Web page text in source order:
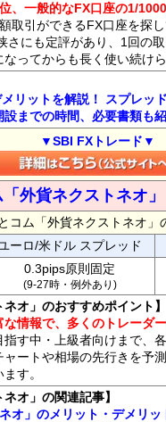
位、一般的なFX口座の1/
取引ができるFX口座を探
さにも定評があり、1回の
ってからも長く使い続けら
リットを解説！ スプレッ
までの時間、必要書類も紹
▼SBI FXトレード▼
外貨ネクストネオ」
コム「外貨ネクストネオ」
ーロ/米ドル スプレッド
0.3pips原則固定
(9-27時・例外あり)
オ」のおすすめポイント】
情報で、多くのトレーダ
す中・上級者向けまで、
ートや相場の先行きを予
す。
オ」の関連記事】
オ」のメリット・デメリ